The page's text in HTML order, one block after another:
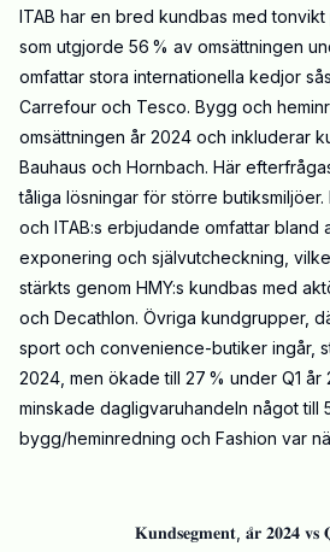
ITAB har en bred kundbas med tonvikt
som utgjorde 56 % av omsättningen
omfattar stora internationella kedjor
Carrefour och Tesco. Bygg och
omsättningen år 2024 och inkluderar
Bauhaus och Hornbach. Här
tåliga lösningar för större butiksmiljöer.
och ITAB:s erbjudande omfattar bland
exponering och självutcheckning,
stärkts genom HMY:s kundbas med
och Decathlon. Övriga kundgrupper,
sport och convenience-butiker ingår,
2024, men ökade till 27 % under Q1 år
minskade dagligvaruhandeln något till
bygg/heminredning och Fashion var
𝐊𝐮𝐧𝐝𝐬𝐞𝐠𝐦𝐞𝐧𝐭, 𝐚̊𝐫 𝟐𝟎𝟐𝟒 𝐯𝐬